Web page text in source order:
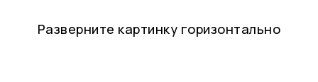
Разверните картинку горизонтально